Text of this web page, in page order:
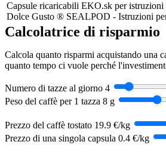
Capsule ricaricabili EKO.sk per istruzioni
Dolce Gusto ® SEALPOD - Istruzioni
Calcolatrice di risparmio
Calcola quanto risparmi acquistando una
quanto tempo ci vuole perché
Numero di tazze al giorno 4
Peso del caffè per 1 tazza 8 g
Prezzo del caffè tostato 19.9 €/kg
Prezzo di una singola capsula 0.4 €/kg